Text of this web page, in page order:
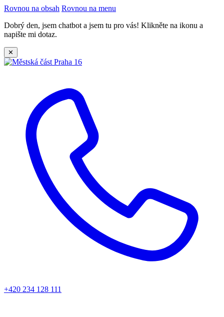
Rovnou na obsah Rovnou na menu
Dobrý den, jsem chatbot a jsem tu pro vás! Klikněte na ikonu a
napište mi dotaz.
✕
+420 234 128 111